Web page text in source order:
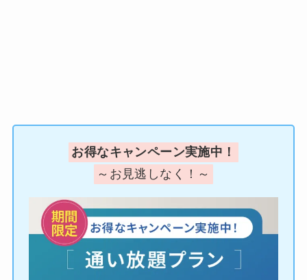
お得なキャンペーン実施中！
～お見逃しなく！～